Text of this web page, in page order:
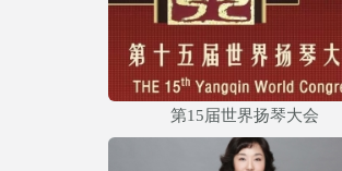
第15届世界扬琴大会